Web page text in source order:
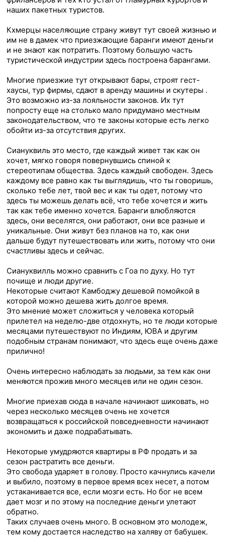
наших пакетных туристов.
Кхмерцы населяющие страну живут тут своей жизнью и
им не в дамек что приезжающие баранги имеют деньги
и не знают как потратить. Поэтому большую часть
туристической индустрии здесь построена барангами.
Многие приезжие тут открывают бары, строят гест-
хаусы, тур фирмы, сдают в аренду машины и скутеры .
Это возможно из-за лояльности законов. Их тут
попросту еще на столько мало придумано местным
законодательством, что те законы которые есть легко
обойти из-за отсутствия других.
Сиануквиль это место, где каждый живет так как он
хочет, мягко говоря повернувшись спиной к
стереотипам общества. Здесь каждый свободен. Здесь
каждому все равно как ты выглядишь, что ты говоришь,
сколько тебе лет, твой вес и как ты одет, потому что
здесь ты можешь делать всё, что тебе хочется и жить
так как тебе именно хочется. Баранги влюбляются
здесь, они веселятся, они работают, они все разные и
уникальные. Они живут без планов на то, как они
дальше будут путешествовать или жить, потому что они
счастливы здесь и сейчас.
Сиануквилль можно сравнить с Гоа по духу. Но тут
почище и люди другие.
Некоторые считают Камбоджу дешевой помойкой в
которой можно дешева жить долгое время.
Это мнение может сложиться у человека который
прилетел на неделю-две отдохнуть, но те люди которые
месяцами путешествуют по Индиям, ЮВА и другим
подобным странам понимают, что здесь еще очень даже
прилично!
Очень интересно наблюдать за людьми, за тем как они
меняются прожив много месяцев или не один сезон.
Многие приехав сюда в начале начинают шиковать, но
через несколько месяцев очень не хочется
возвращаться к российской повседневности начинают
экономить и даже подрабатывать.
Некоторые умудряются квартиры в РФ продать и за
сезон растратить все деньги.
Это свобода ударяет в голову. Просто качнулись качели
и выбило, поэтому в первое время всех несет, а потом
устаканивается все, если мозги есть. Но бог не всем
дает мозг и по этому на последние деньги улетают
обратно.
Таких случаев очень много. В основном это молодеж,
тем кому достается наследство на халяву от бабушек.